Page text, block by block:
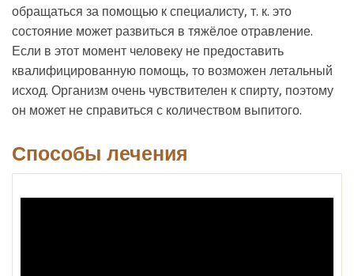
обращаться за помощью к специалисту, т. к. это
состояние может развиться в тяжёлое отравление.
Если в этот момент человеку не предоставить
квалифицированную помощь, то возможен летальный
исход. Организм очень чувствителен к спирту, поэтому
он может не справиться с количеством выпитого.
Способы лечения